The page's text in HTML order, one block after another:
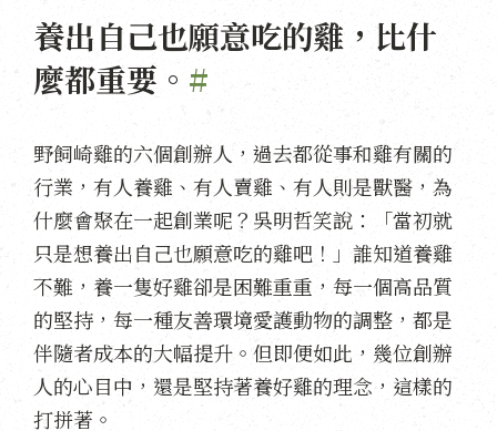
養出自己也願意吃的雞，比什
麼都重要。 #
野飼崎雞的六個創辦人，過去都從事和雞有關的
行業，有人養雞、有人賣雞、有人則是獸醫，為
什麼會聚在一起創業呢？吳明哲笑說：「當初就
只是想養出自己也願意吃的雞吧！」誰知道養雞
不難，養一隻好雞卻是困難重重，每一個高品質
的堅持，每一種友善環境愛護動物的調整，都是
伴隨者成本的大幅提升。但即便如此，幾位創辦
人的心目中，還是堅持著養好雞的理念，這樣的
打拼著。